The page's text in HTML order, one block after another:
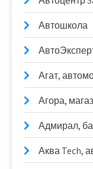
Автошкола
Агат,
Агора,
Адмирал,
Аква Tech,